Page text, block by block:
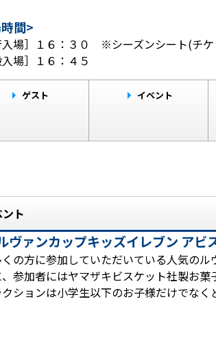
間>
入場］１６：３０ ※シーズンシート(チ
入場］１６：４５
ゲスト イベント
ト
ルヴァンカップキッズイレブン ア
の方に参加していただいている人気の
参加者にはヤマザキビスケット社製お
ションは小学生以下のお子様だけでな